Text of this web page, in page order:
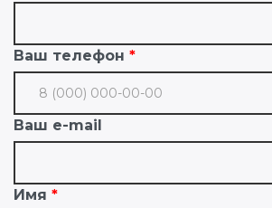
Ваш телефон
Ваш e-mail
Имя